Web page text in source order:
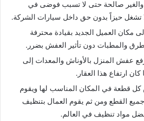
والغير صالحة حتى لا تسبب فوضى في
تشغل حيزاً بدون حق داخل سيارات الشركة.
مكان العميل الجديد بقيادة محترفة
والمطبات دون تأثير العفش بضرر.
عفش المنزل بالأوناش والمعدات إلى
ارتفاع هذا العقار.
كل قطعة في المكان المناسب لها ويقوم
جميع القطع ومن ثم يقوم العمال بتنظيف
مواد تنظيف في العالم.